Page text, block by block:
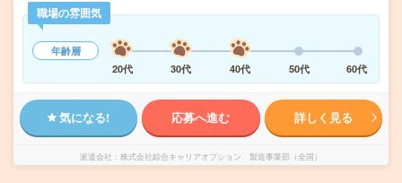
職場の雰囲気
年齢層
20代
30代 40代 50代 60代
気になる! 応募へ進む 詳しく見る
派遣会社 株式会社綜合キャリアオプション 製造事業部（全国）